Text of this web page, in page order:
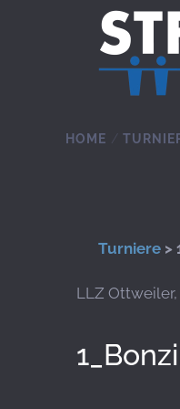
Zum Hauptinhalt
HOME
Turniere >
LLZ Ottweiler,